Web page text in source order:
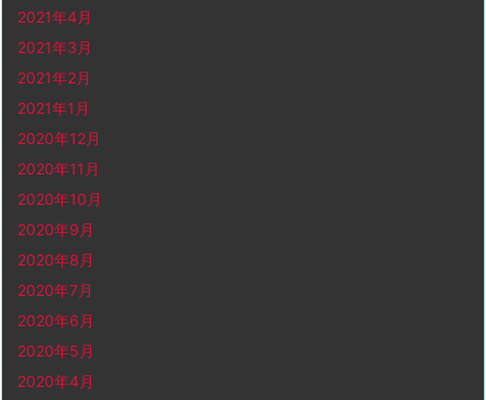
2021年4月
2021年3月
2021年2月
2021年1月
2020年12月
2020年11月
2020年10月
2020年9月
2020年8月
2020年7月
2020年6月
2020年5月
2020年4月